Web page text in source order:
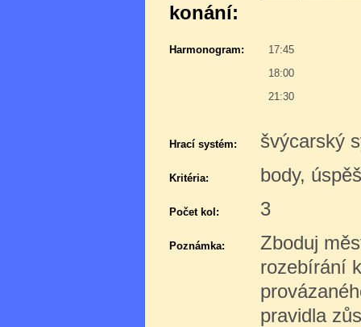
konání:
Harmonogram:
17:45
18:00
21:30
Hrací systém: švýcarský
Kritéria: body,
Počet kol: 3
Poznámka:
Zboduj
rozebírání
pravidla